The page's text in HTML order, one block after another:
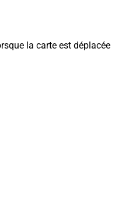
la carte est déplacée